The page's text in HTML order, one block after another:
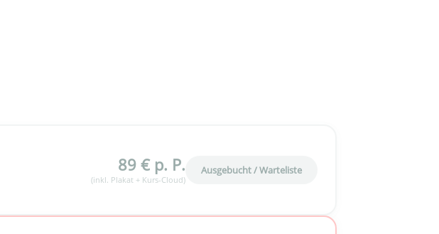
89 € p. P.
(inkl. Plakat + Kurs-Cloud)
Ausgebucht / Warteliste